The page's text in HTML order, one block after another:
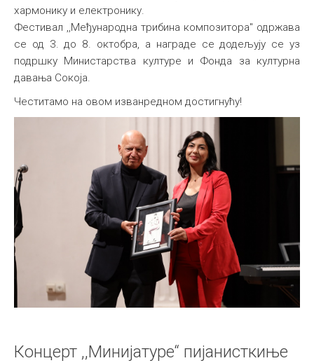
хармонику и електронику.
Фестивал ,,Међународна трибина композитора" одржава
се од 3. до 8. октобра, а награде се додељују се уз
подршку Министарства културе и Фонда за културна
давања Сокоја.
Честитамо на овом изванредном достигнућу!
Концерт ,,Минијатуре“ пијанисткиње